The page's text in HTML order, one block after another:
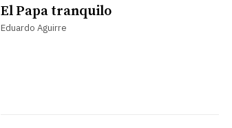
El Papa tranquilo
Eduardo Aguirre